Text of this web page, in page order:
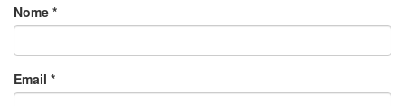
Nome *
Email *